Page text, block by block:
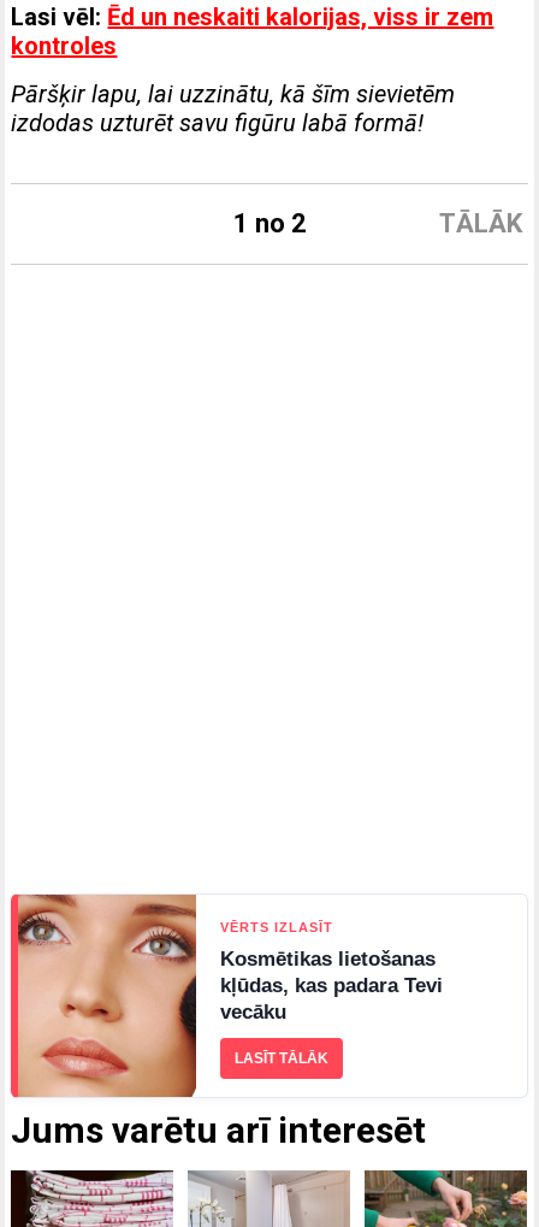
Lasi vēl: Ēd un neskaiti kalorijas, viss ir zem
kontroles
Pāršķir lapu, lai uzzinātu, kā šīm sievietēm
izdodas uzturēt savu figūru labā formā!
TĀLĀK
1 no 2
Jums varētu arī interesēt
VĒRTS IZLASĪT
Kosmētikas lietošanas
kļūdas, kas padara Tevi
vecāku
LASĪT TĀLĀK